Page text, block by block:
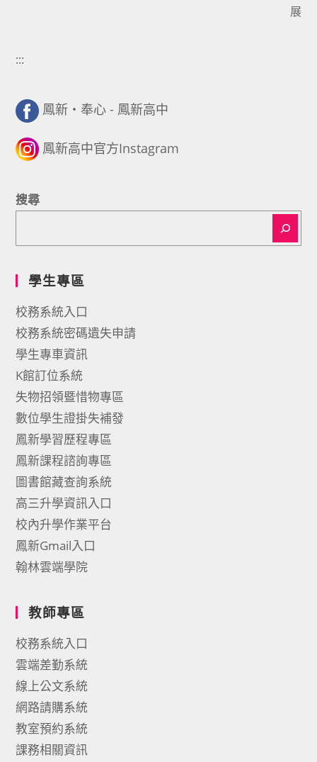
展
:::
鳳新・奉心 - 鳳新高中
鳳新高中官方Instagram
搜尋
學生專區
校務系統入口
校務系統密碼遺失申請
學生專車資訊
K館訂位系統
失物招領暨惜物專區
數位學生證掛失補發
鳳新學習歷程專區
鳳新課程諮詢專區
圖書館藏查詢系統
高三升學資訊入口
校內升學作業平台
鳳新Gmail入口
翰林雲端學院
教師專區
校務系統入口
雲端差勤系統
線上公文系統
網路請購系統
教室預約系統
課務相關資訊